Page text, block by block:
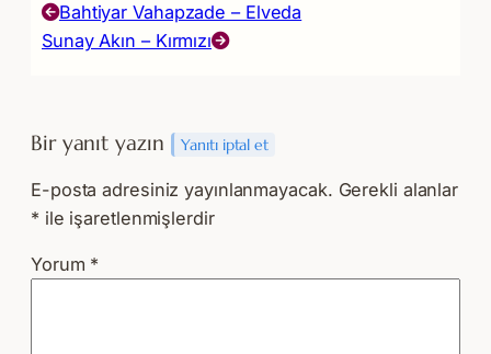
Bahtiyar Vahapzade – Elveda
Sunay Akın – Kırmızı
Bir yanıt yazın Yanıtı iptal et
E-posta adresiniz yayınlanmayacak. Gerekli alanlar
* ile işaretlenmişlerdir
Yorum *